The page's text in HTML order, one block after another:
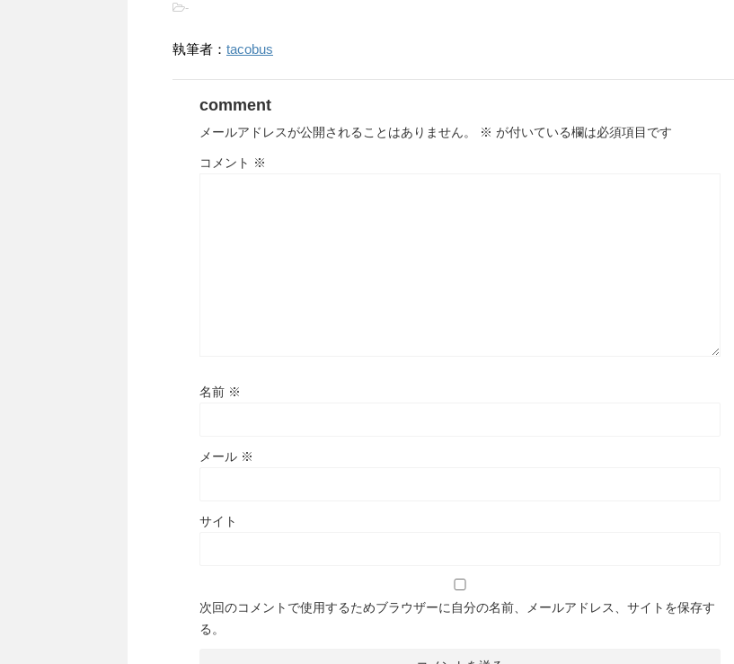
-
執筆者： tacobus
comment
メールアドレスが公開されることはありません。 ※ が付いている欄は必須項目です
コメント ※
名前 ※
メール ※
サイト
次回のコメントで使用するためブラウザーに自分の名前、メールアドレス、サイトを保存す
る。